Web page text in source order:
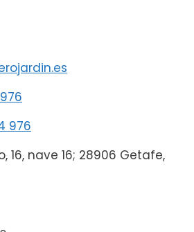
976
16, nave 16; 28906 Getafe,